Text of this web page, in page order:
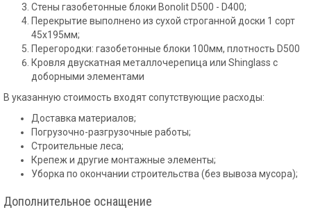
Стены газобетонные блоки Bonolit D500 - D400;
Перекрытие выполнено из сухой строганной доски 1 сорт
45х195мм;
Перегородки: газобетонные блоки 100мм, плотность D500
Кровля двускатная металлочерепица или Shinglass с
доборными элементами
В указанную стоимость входят сопутствующие расходы:
Доставка материалов;
Погрузочно-разгрузочные работы;
Строительные леса;
Крепеж и другие монтажные элементы;
Уборка по окончании строительства (без вывоза мусора);
Дополнительное оснащение